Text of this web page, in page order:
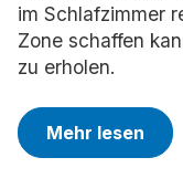
im Schlafzimmer
Zone schaffen
zu erholen.
Mehr lesen